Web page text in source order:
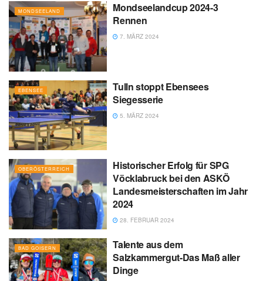
MONDSEELAND
Mondseelandcup 2024-3
Rennen
7. MÄRZ 2024
EBENSEE
Tulln stoppt Ebensees
Siegesserie
5. MÄRZ 2024
OBERÖSTERREICH
Historischer Erfolg für SPG
Vöcklabruck bei den ASKÖ
Landesmeisterschaften im Jahr
2024
28. FEBRUAR 2024
BAD GOISERN
Talente aus dem
Salzkammergut-Das Maß aller
Dinge